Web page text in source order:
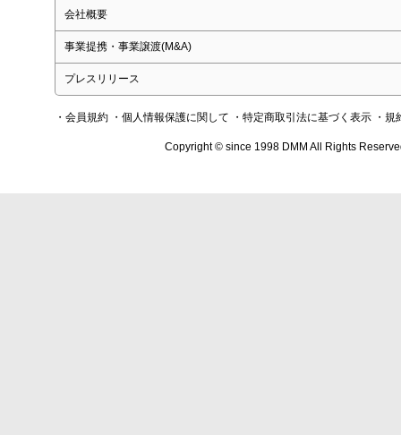
会社概要
事業提携・事業譲渡(M&A)
プレスリリース
・会員規約 ・個人情報保護に関して ・特定商取引法に基づく表示 ・規
Copyright © since 1998 DMM All Rights